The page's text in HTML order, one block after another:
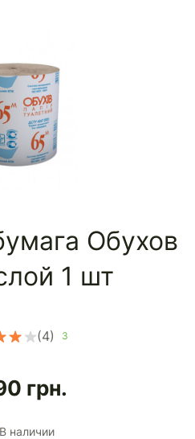
Обухов
1 шт
(4) 3
грн.
В наличии